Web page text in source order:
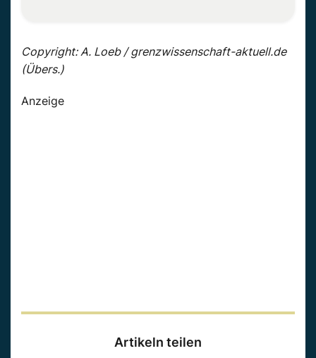
Copyright: A. Loeb / grenzwissenschaft-aktuell.de
(Übers.)
Anzeige
Artikeln teilen